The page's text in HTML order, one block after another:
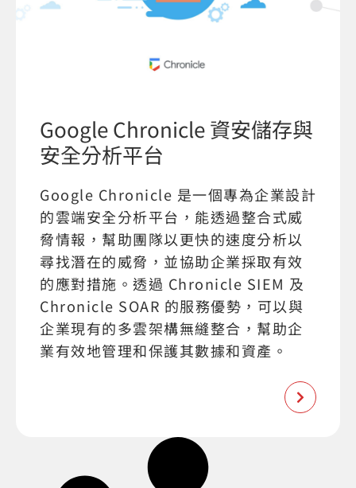
Google Chronicle 資安儲存與
安全分析平台
Google Chronicle 是一個專為企業設計
的雲端安全分析平台，能透過整合式威
脅情報，幫助團隊以更快的速度分析以
尋找潛在的威脅，並協助企業採取有效
的應對措施。透過 Chronicle SIEM 及
Chronicle SOAR 的服務優勢，可以與
企業現有的多雲架構無縫整合，幫助企
業有效地管理和保護其數據和資產。